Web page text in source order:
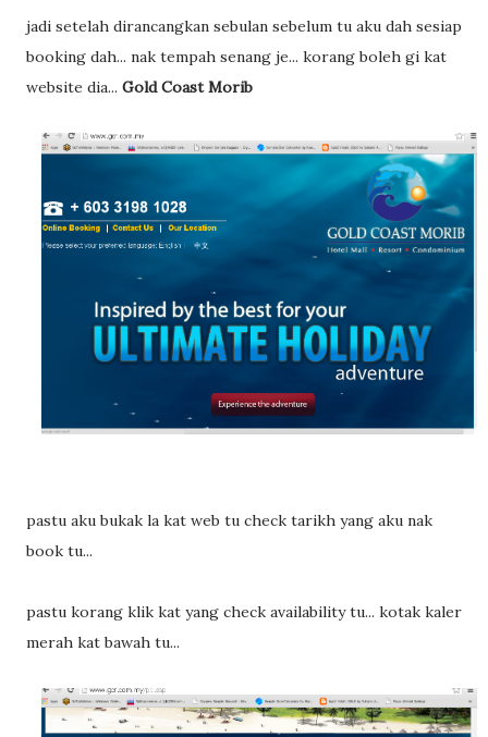
jadi setelah dirancangkan sebulan sebelum tu aku dah sesiap
booking dah... nak tempah senang je... korang boleh gi kat
website dia... Gold Coast Morib
pastu aku bukak la kat web tu check tarikh yang aku nak
book tu...
pastu korang klik kat yang check availability tu... kotak kaler
merah kat bawah tu...